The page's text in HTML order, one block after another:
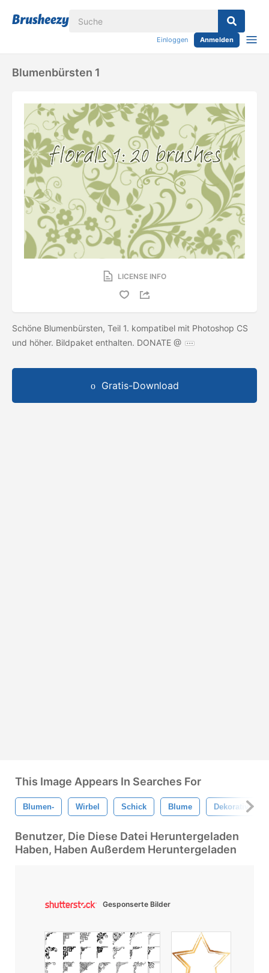
Einloggen Anmelden
Blumenbürsten 1
LICENSE INFO
Schöne Blumenbürsten, Teil 1. kompatibel mit Photoshop CS
und höher. Bildpaket enthalten. DONATE @
Gratis-Download
This Image Appears In Searches For
Blumen- Wirbel Schick Blume Dekorativ
Benutzer, Die Diese Datei Heruntergeladen
Haben, Haben Außerdem Heruntergeladen
Gesponserte Bilder